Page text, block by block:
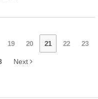
19 20 21 22 23
Next